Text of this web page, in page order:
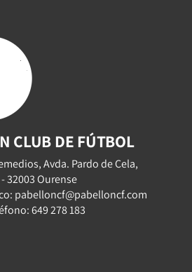
CLUB DE FÚTBOL
Avda. Pardo de Cela,
32003 Ourense
pabelloncf@pabelloncf.com
649 278 183